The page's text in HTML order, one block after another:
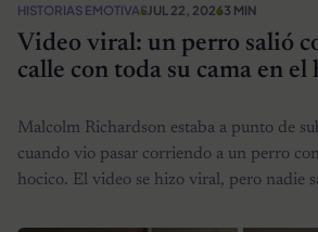
HISTORIAS EMOTIVASJUL 22, 20263 MIN
Video viral: un perro salió
calle con toda su cama en el
Malcolm Richardson estaba a punto de
cuando vio pasar corriendo a un perro
hocico. El video se hizo viral, pero nadie